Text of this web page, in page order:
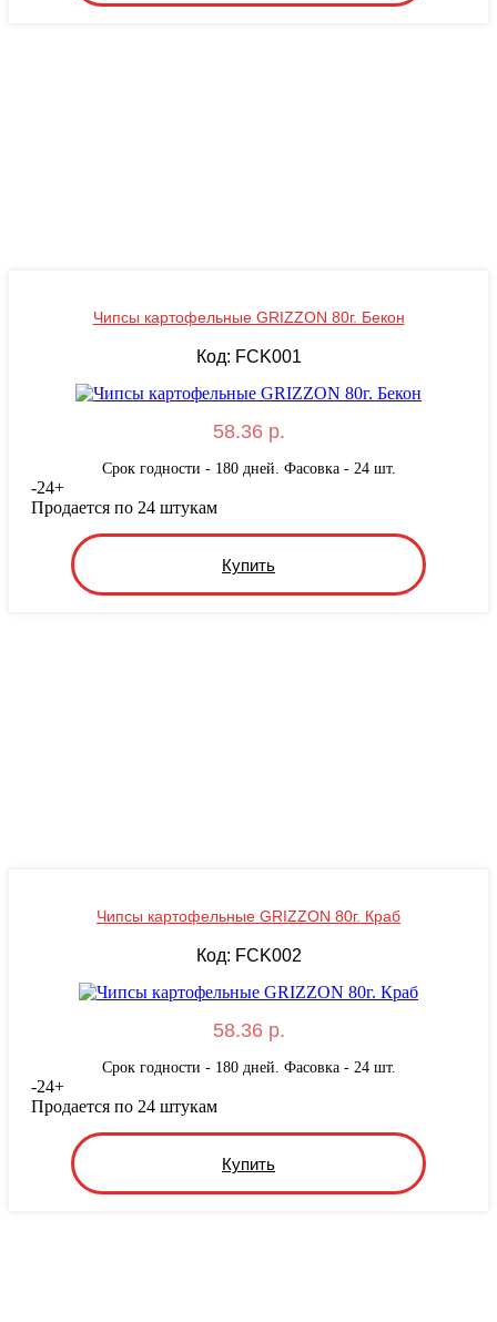
Чипсы картофельные GRIZZON 80г. Бекон
Код: FCK001
58.36 р.
Срок годности - 180 дней. Фасовка - 24 шт.
-24+
Купить
Продается по 24 штукам
Чипсы картофельные GRIZZON 80г. Краб
Код: FCK002
58.36 р.
Срок годности - 180 дней. Фасовка - 24 шт.
-24+
Купить
Продается по 24 штукам